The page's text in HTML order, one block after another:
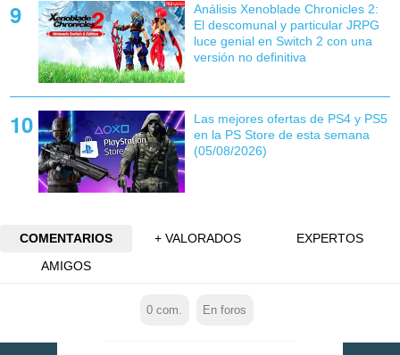
Análisis Xenoblade Chronicles 2:
El descomunal y particular JRPG
luce genial en Switch 2 con una
versión no definitiva
Las mejores ofertas de PS4 y PS5
en la PS Store de esta semana
(05/08/2026)
COMENTARIOS + VALORADOS
EXPERTOS
AMIGOS
0 com. En foros